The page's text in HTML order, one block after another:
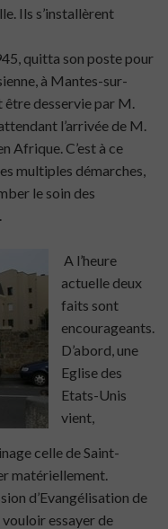
Ils s’installèrent
quitta son poste pour
à Mantes-sur-
être desservie par M.
l’arrivée de M.
Afrique. C’est à ce
multiples démarches,
le soin des
A l’heure
actuelle deux
faits sont
encourageants.
D’abord, une
Eglise des
Etats-Unis
vient,
celle de Saint-
matériellement.
d’Evangélisation de
vouloir essayer de